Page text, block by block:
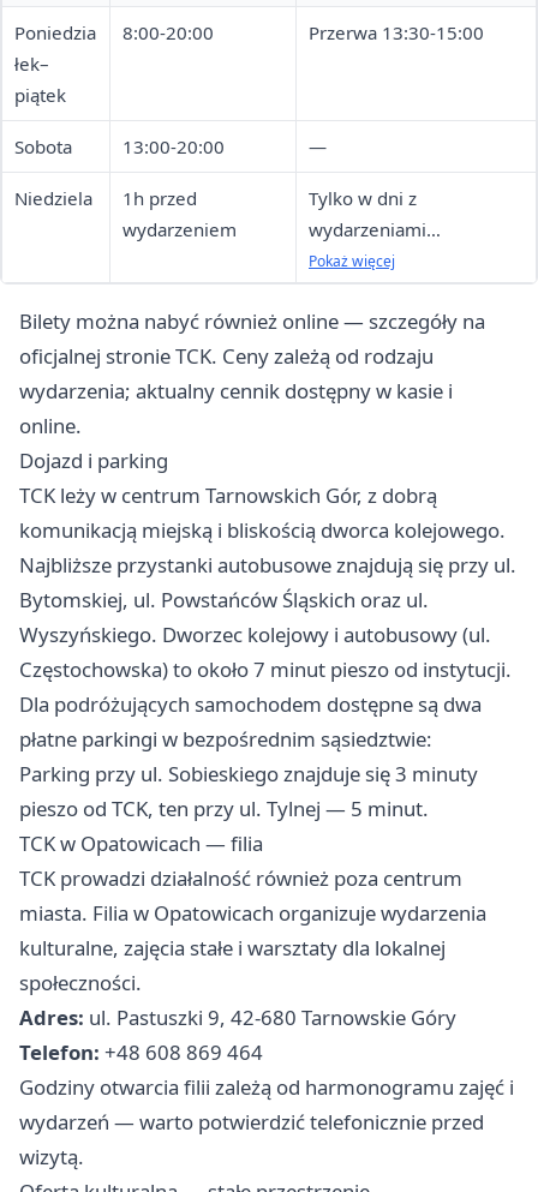
Poniedzia
łek–
piątek
8:00-20:00 Przerwa 13:30-15:00
Sobota 13:00-20:00 —
Niedziela
1h przed
wydarzeniem
Tylko w dni z
wydarzeniami
artystycznymi; bez
wydarzeń kasa nieczynna
Pokaż więcej
Bilety można nabyć również online — szczegóły na
oficjalnej stronie TCK. Ceny zależą od rodzaju
wydarzenia; aktualny cennik dostępny w kasie i
online.
Dojazd i parking
TCK leży w centrum Tarnowskich Gór, z dobrą
komunikacją miejską i bliskością dworca kolejowego.
Najbliższe przystanki autobusowe znajdują się przy ul.
Bytomskiej, ul. Powstańców Śląskich oraz ul.
Wyszyńskiego. Dworzec kolejowy i autobusowy (ul.
Częstochowska) to około 7 minut pieszo od instytucji.
Dla podróżujących samochodem dostępne są dwa
płatne parkingi w bezpośrednim sąsiedztwie:
Parking przy ul. Sobieskiego znajduje się 3 minuty
pieszo od TCK, ten przy ul. Tylnej — 5 minut.
TCK w Opatowicach — filia
TCK prowadzi działalność również poza centrum
miasta. Filia w Opatowicach organizuje wydarzenia
kulturalne, zajęcia stałe i warsztaty dla lokalnej
społeczności.
Adres: ul. Pastuszki 9, 42-680 Tarnowskie Góry
Telefon: +48 608 869 464
Godziny otwarcia filii zależą od harmonogramu zajęć i
wydarzeń — warto potwierdzić telefonicznie przed
wizytą.